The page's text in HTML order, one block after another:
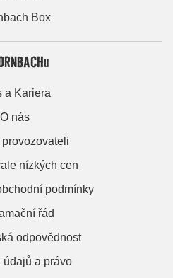
Box
a Kariera
O nás
nízkých cen
podmínky
řád
odpovědnost
údajů a právo